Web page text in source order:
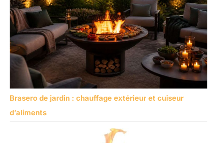
Brasero de jardin : chauffage extérieur et cuiseur
d’aliments